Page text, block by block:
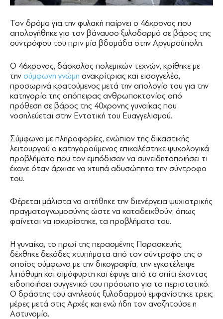
Τον δρόμο για την φυλακή παίρνει ο 46χρονος που
απολογήθηκε για τον βάναυσο ξυλοδαρμό σε βάρος της
συντρόφου του πριν μία βδομάδα στην Αργυρούπολη.
Ο 46χρονος, δάσκαλος πολεμικών τεχνών, κρίθηκε με
την σύμφωνη γνώμη ανακρίτριας και εισαγγελέα,
προσωρινά κρατούμενος μετά την απολογία του για την
κατηγορία της απόπειρας ανθρωποκτονίας από
πρόθεση σε βάρος της 40χρονης γυναίκας που
νοσηλεύεται στην Εντατική του Ευαγγελισμού.
Σύμφωνα με πληροφορίες, ενώπιον της δικαστικής
λειτουργού ο κατηγορούμενος επικαλέστηκε ψυχολογικά
προβλήματα που τον εμπόδισαν να συνειδητοποιήσει τι
έκανε όταν άρχισε να χτυπά αδυσώπητα την σύντροφο
του.
Φέρεται μάλιστα να αιτήθηκε την διενέργεια ψυχιατρικής
πραγματογνωμοσύνης ώστε να καταδειχθούν, όπως
φαίνεται να ισχυρίστηκε, τα προβλήματα του.
Η γυναίκα, το πρωί της περασμένης Παρασκευής,
δέχθηκε δεκάδες χτυπήματα από τον σύντροφο της ο
οποίος σύμφωνα με την δικογραφία, την εγκατέλειψε
λιπόθυμη και αιμόφυρτη και έφυγε από το σπίτι έχοντας
ειδοποιήσει συγγενικό του πρόσωπο για το περιστατικό.
Ο δράστης του ανηλεούς ξυλοδαρμού εμφανίστηκε τρεις
μέρες μετά στις Αρχές και ενώ ήδη τον αναζητούσε η
Αστυνομία.